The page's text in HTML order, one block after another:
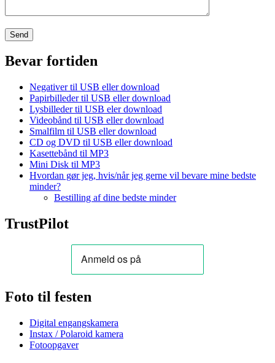
Bevar fortiden
Negativer til USB eller download
Papirbilleder til USB eller download
Lysbilleder til USB eler download
Videobånd til USB eller download
Smalfilm til USB eller download
CD og DVD til USB eller download
Kasettebånd til MP3
Mini Disk til MP3
Hvordan gør jeg, hvis/når jeg gerne vil bevare mine bedste
minder?
Bestilling af dine bedste minder
TrustPilot
Foto til festen
Digital engangskamera
Instax / Polaroid kamera
Fotoopgaver